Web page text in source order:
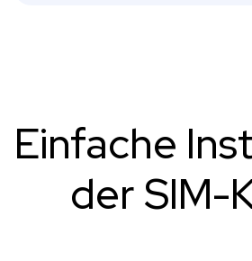
Einfache
der SIM-